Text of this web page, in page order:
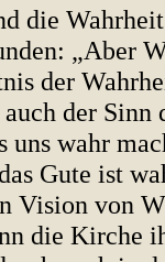
die
„Aber
der
der Sinn
uns wahr
Gute ist
Vision von
die Kirche